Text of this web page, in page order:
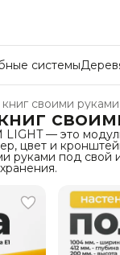
системы
своими руками
LIGHT — это
цвет и
руками под свой